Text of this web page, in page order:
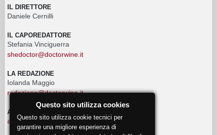
IL DIRETTORE
Daniele Cernilli
IL CAPOREDATTORE
Stefania Vinciguerra
shedoctor@doctorwine.it
LA REDAZIONE
Iolanda Maggio
redazione@doctorwine.it
ADVERTISING
advertising@doctorwine.it
Questo sito utilizza cookies
Questo sito utilizza cookie tecnici per
garantire una migliore esperienza di